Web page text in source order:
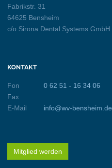
Fabrikstr. 31
64625 Bensheim
c/o Sirona Dental Systems GmbH
KONTAKT
Fon
0 62 51 - 16 34 06
Fax
E-Mail
info@wv-bensheim.de
Mitglied werden